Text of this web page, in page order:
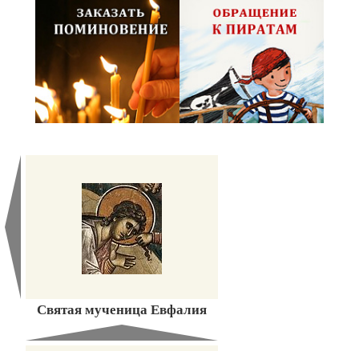
Святая мученица Евфалия